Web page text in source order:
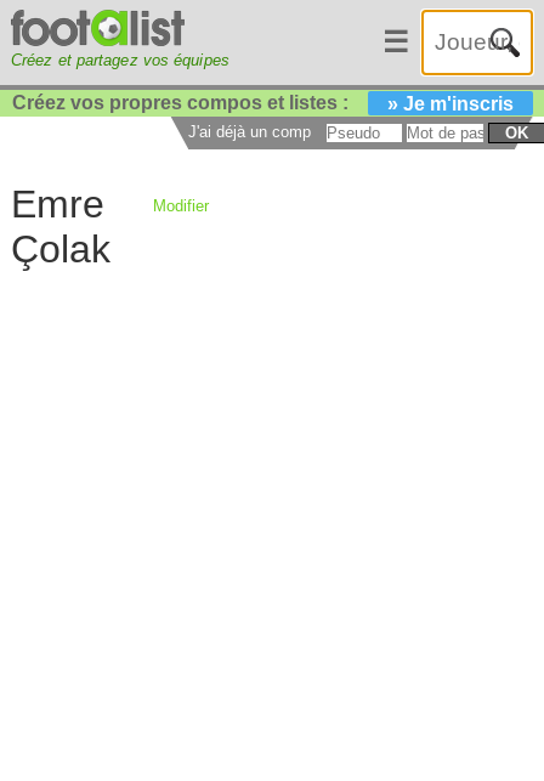
Créez et partagez vos équipes
☰
Créez vos propres compos et listes : » Je m'inscris
J'ai déjà un compte : OK
Emre
Çolak
Modifier